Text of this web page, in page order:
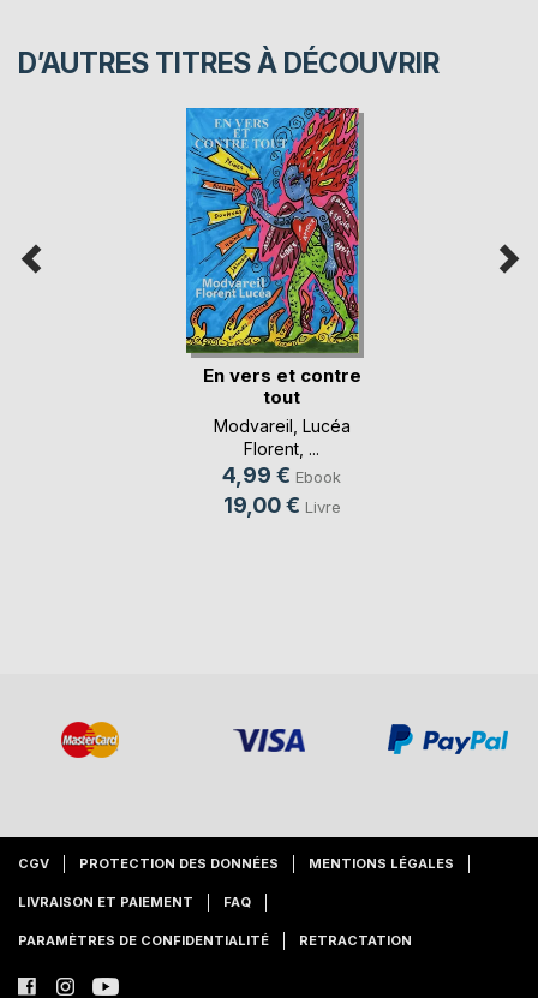
D’AUTRES TITRES À DÉCOUVRIR
En vers et contre
tout
Modvareil Lucéa
Florent , ...
4,99 € Ebook
19,00 € Livre
CGV PROTECTION DES DONNÉES MENTIONS LÉGALES
LIVRAISON ET PAIEMENT FAQ
PARAMÈTRES DE CONFIDENTIALITÉ RETRACTATION